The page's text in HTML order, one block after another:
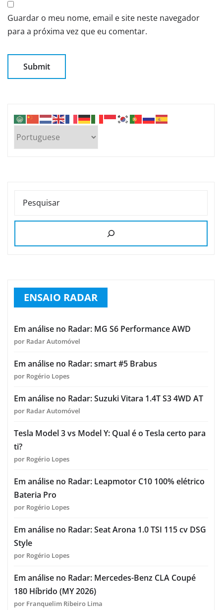
Guardar o meu nome, email e site neste navegador
para a próxima vez que eu comentar.
PESQUISAR
ENSAIO RADAR
Em análise no Radar: MG S6 Performance AWD
por Radar Automóvel
Em análise no Radar: smart #5 Brabus
por Rogério Lopes
Em análise no Radar: Suzuki Vitara 1.4T S3 4WD AT
por Radar Automóvel
Tesla Model 3 vs Model Y: Qual é o Tesla certo para
ti?
por Rogério Lopes
Em análise no Radar: Leapmotor C10 100% elétrico
Bateria Pro
por Rogério Lopes
Em análise no Radar: Seat Arona 1.0 TSI 115 cv DSG
Style
por Rogério Lopes
Em análise no Radar: Mercedes-Benz CLA Coupé
180 Híbrido (MY 2026)
por Franquelim Ribeiro Lima